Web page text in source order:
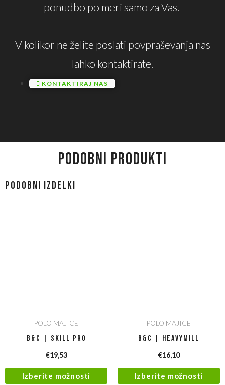
ponudbo po meri samo za Vas.
V kolikor ne želite poslati povpraševanja nas
lahko kontaktirate.
KONTAKTIRAJ NAS
PODOBNI PRODUKTI
Podobni izdelki
POLO MAJICE
B&C | Skill Pro
€19,53
Izberite možnosti
POLO MAJICE
B&C | Heavymill
€16,10
Izberite možnosti